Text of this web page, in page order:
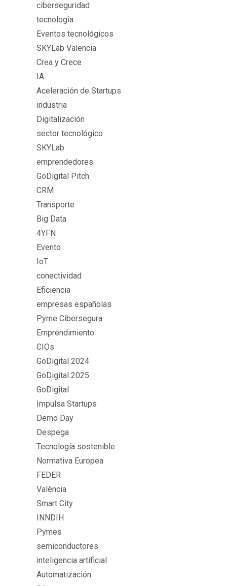
ciberseguridad
tecnologia
Eventos tecnológicos
SKYLab Valencia
Crea y Crece
IA
Aceleración de Startups
industria
Digitalización
sector tecnológico
SKYLab
emprendedores
GoDigital Pitch
CRM
Transporte
Big Data
4YFN
Evento
IoT
conectividad
Eficiencia
empresas españolas
Pyme Cibersegura
Emprendimiento
CIOs
GoDigital 2024
GoDigital 2025
GoDigital
Impulsa Startups
Demo Day
Despega
Tecnología sostenible
Normativa Europea
FEDER
València
Smart City
INNDIH
Pymes
semiconductores
inteligencia artificial
Automatización